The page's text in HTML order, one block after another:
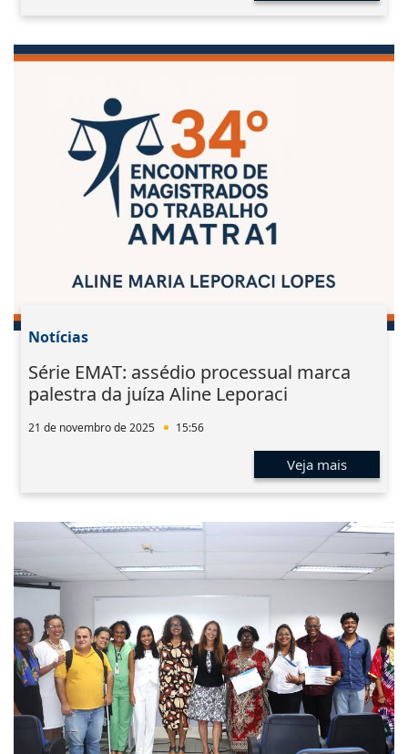
Notícias
Série EMAT: assédio processual marca
palestra da juíza Aline Leporaci
21 de novembro de 2025 15:56
Veja mais